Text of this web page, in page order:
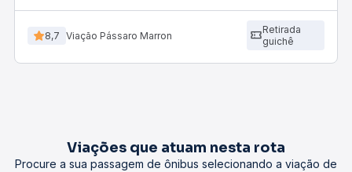
8,7 Viação Pássaro Marron
Retirada
guichê
Viações que atuam nesta rota
Procure a sua passagem de ônibus selecionando a viação de